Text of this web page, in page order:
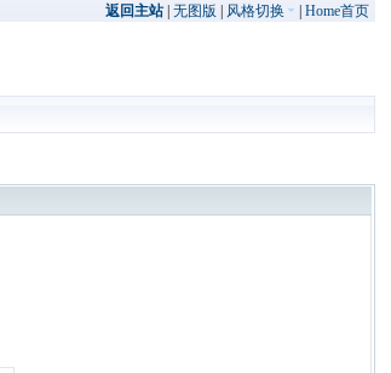
返回主站| 无图版 风格切换 Home首页